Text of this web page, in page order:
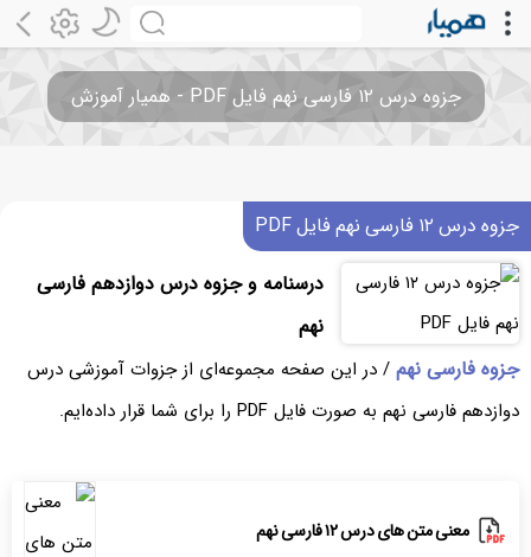
جزوه درس ۱۲ فارسی نهم فایل PDF - همیار آموزش
جزوه درس ۱۲ فارسی نهم فایل PDF
درسنامه و جزوه درس دوازدهم فارسی
نهم
جزوه فارسی نهم / در این صفحه مجموعه‌ای از جزوات آموزشی درس
دوازدهم فارسی نهم به صورت فایل PDF را برای شما قرار داده‌ایم.
معنی متن های درس ۱۲ فارسی نهم